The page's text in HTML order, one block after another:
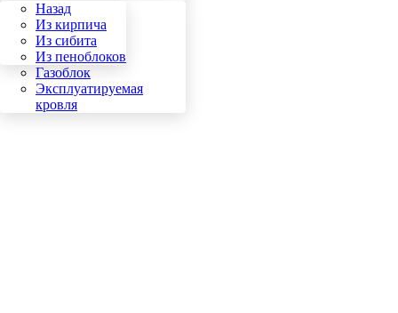
Назад
Кирпич
Сибит
Пеноблок
Газоблок
Эксплуатируемая
кровля
Назад
Из кирпича
Из сибита
Из пеноблоков